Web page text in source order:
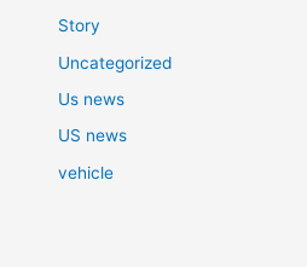
Story
Uncategorized
Us news
US news
vehicle